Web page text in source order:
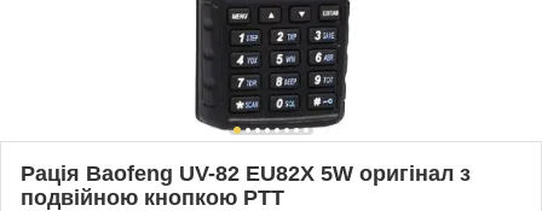
Рація Baofeng UV-82 EU82X 5W оригінал з
подвійною кнопкою PTT